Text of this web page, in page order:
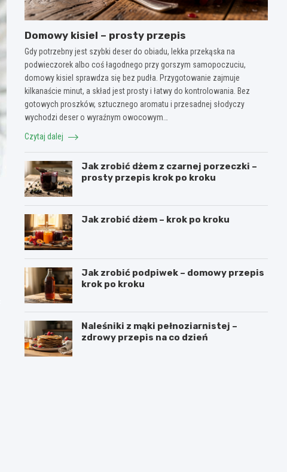
Domowy kisiel – prosty przepis
Gdy potrzebny jest szybki deser do obiadu, lekka przekąska na
podwieczorek albo coś łagodnego przy gorszym samopoczuciu,
domowy kisiel sprawdza się bez pudła. Przygotowanie zajmuje
kilkanaście minut, a skład jest prosty i łatwy do kontrolowania. Bez
gotowych proszków, sztucznego aromatu i przesadnej słodyczy
wychodzi deser o wyraźnym owocowym…
Czytaj dalej
Jak zrobić dżem z czarnej porzeczki –
prosty przepis krok po kroku
Jak zrobić dżem – krok po kroku
Jak zrobić podpiwek – domowy przepis
krok po kroku
Naleśniki z mąki pełnoziarnistej –
zdrowy przepis na co dzień